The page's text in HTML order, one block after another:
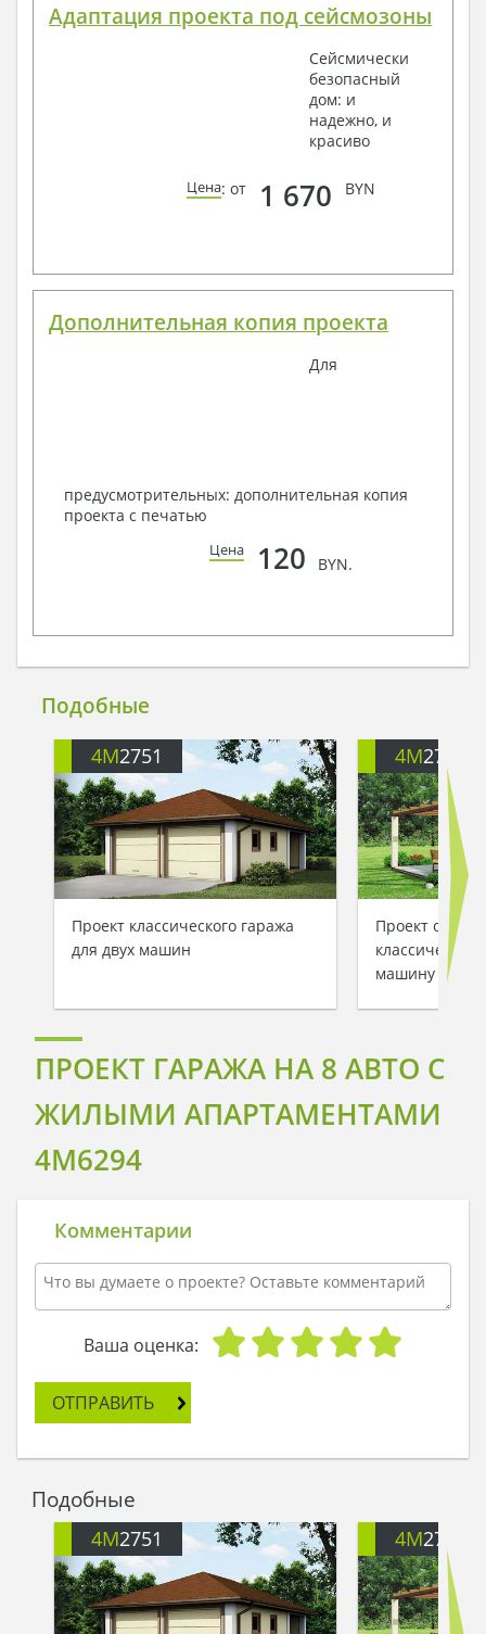
Адаптация проекта под сейсмозоны
Сейсмически
безопасный
дом: и
надежно, и
красиво
Цена: от 1 670 BYN
Дополнительная копия проекта
Для
предусмотрительных: дополнительная копия
проекта с печатью
Цена 120 BYN.
Подобные
4M2751
Проект классического гаража
для двух машин
4M2753
Проект
машину с
ПРОЕКТ ГАРАЖА НА 8 АВТО С
ЖИЛЫМИ АПАРТАМЕНТАМИ
4M6294
Комментарии
Ваша оценка:
ОТПРАВИТЬ
Подобные
4M2751 4M2753